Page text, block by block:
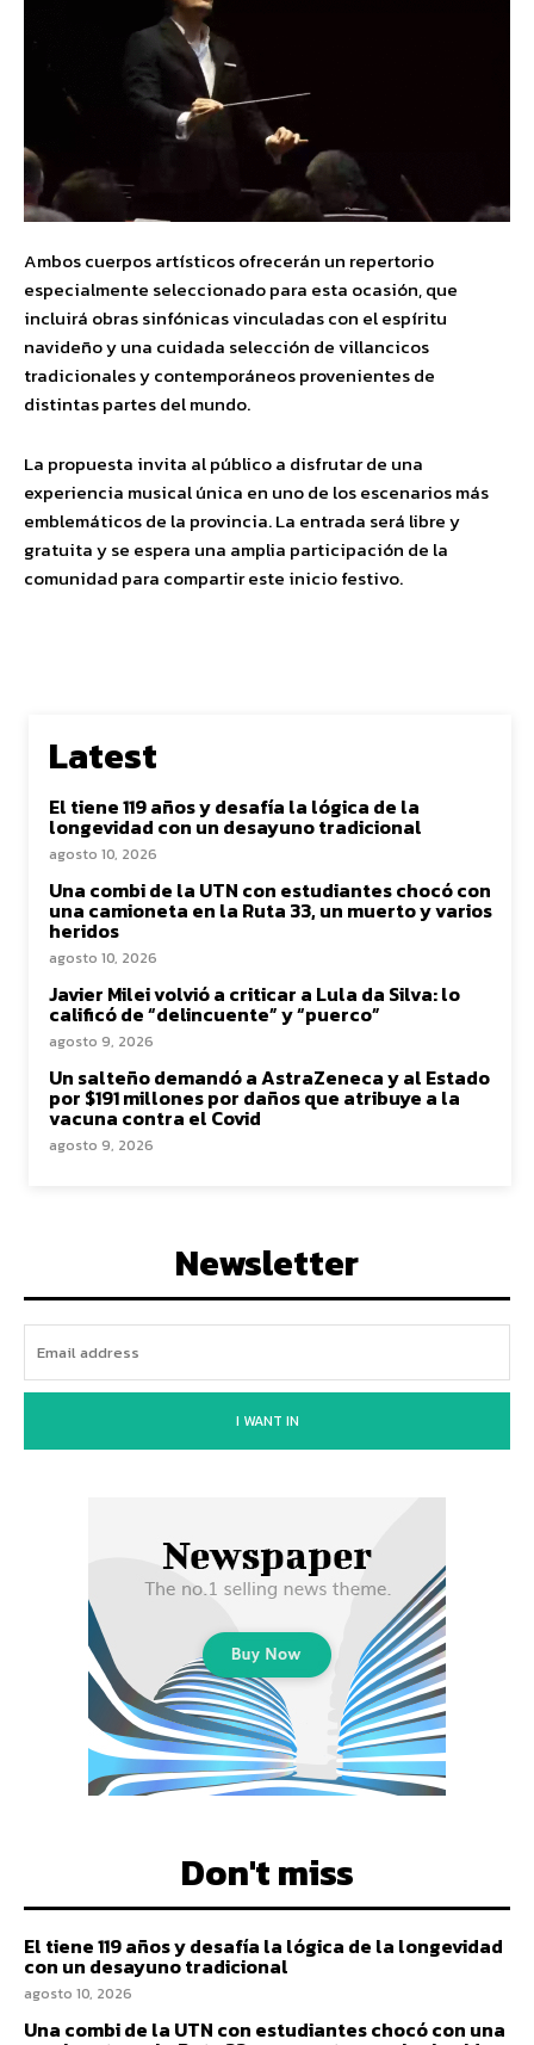
Ambos cuerpos artísticos ofrecerán un repertorio
especialmente seleccionado para esta ocasión, que
incluirá obras sinfónicas vinculadas con el espíritu
navideño y una cuidada selección de villancicos
tradicionales y contemporáneos provenientes de
distintas partes del mundo.
La propuesta invita al público a disfrutar de una
experiencia musical única en uno de los escenarios más
emblemáticos de la provincia. La entrada será libre y
gratuita y se espera una amplia participación de la
comunidad para compartir este inicio festivo.
Latest
El tiene 119 años y desafía la lógica de la
longevidad con un desayuno tradicional
agosto 10, 2026
Una combi de la UTN con estudiantes chocó con
una camioneta en la Ruta 33, un muerto y varios
heridos
agosto 10, 2026
Javier Milei volvió a criticar a Lula da Silva: lo
calificó de “delincuente” y “puerco”
agosto 9, 2026
Un salteño demandó a AstraZeneca y al Estado
por $191 millones por daños que atribuye a la
vacuna contra el Covid
agosto 9, 2026
Newsletter
I WANT IN
Don't miss
El tiene 119 años y desafía la lógica de la longevidad
con un desayuno tradicional
agosto 10, 2026
Una combi de la UTN con estudiantes chocó con una